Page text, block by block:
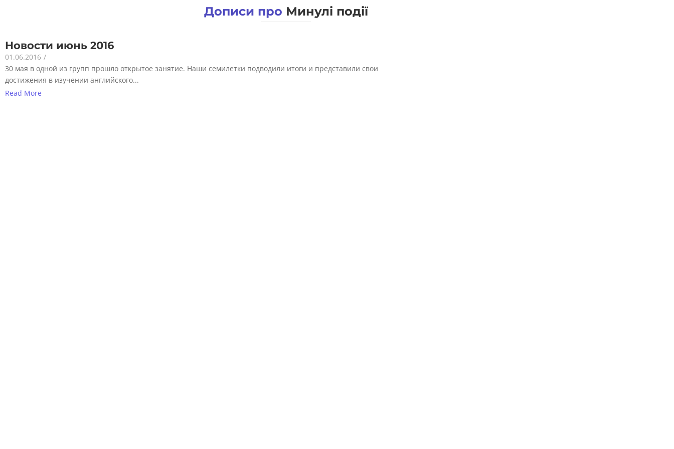
Дописи про Минулі події
Новости июнь 2016
01.06.2016 /
30 мая в одной из групп прошло открытое занятие. Наши семилетки подводили итоги и представили свои
достижения в изучении английского...
Read More